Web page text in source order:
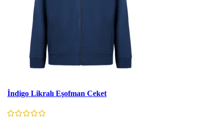
İndigo Likralı Eşofman Ceket